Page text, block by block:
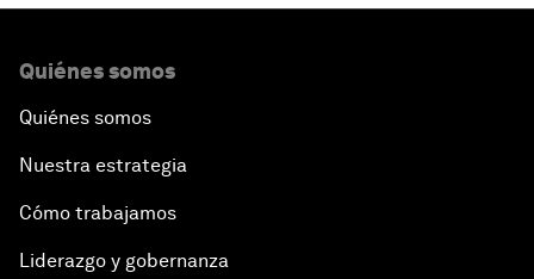
Quiénes somos
Quiénes somos
Nuestra estrategia
Cómo trabajamos
Liderazgo y gobernanza